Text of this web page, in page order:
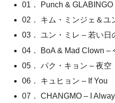
01． Punch & GLABINGO
02． キム・ミンジェ＆ユ
03． ユン・ミレ – 若い日
04． BoA & Mad Clown –
05． パク・キョン – 夜空
06． キュヒョン – If You
07． CHANGMO – I